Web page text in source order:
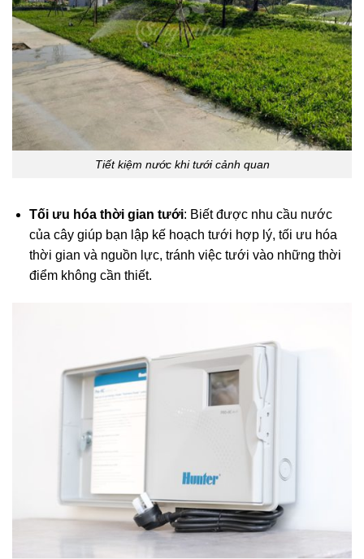
Tiết kiệm nước khi tưới cảnh quan
Tối ưu hóa thời gian tưới: Biết được nhu cầu nước
của cây giúp bạn lập kế hoạch tưới hợp lý, tối ưu hóa
thời gian và nguồn lực, tránh việc tưới vào những thời
điểm không cần thiết.